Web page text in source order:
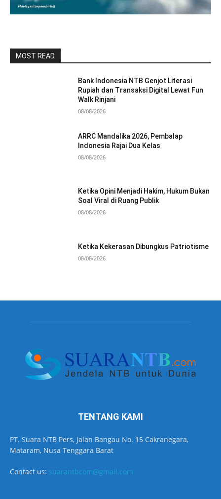
MOST READ
Bank Indonesia NTB Genjot Literasi
Rupiah dan Transaksi Digital Lewat Fun
Walk Rinjani
08/08/2026
ARRC Mandalika 2026, Pembalap
Indonesia Rajai Dua Kelas
08/08/2026
Ketika Opini Menjadi Hakim, Hukum Bukan
Soal Viral di Ruang Publik
08/08/2026
Ketika Kekerasan Dibungkus Patriotisme
08/08/2026
TENTANG KAMI
PT. Suara NTB Pers, Jalan Bangau No. 15 Cakranegara,
Mataram, Nusa Tenggara Barat
Contact us: suarantbcom@gmail.com